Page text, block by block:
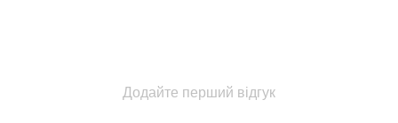
Додайте перший відгук